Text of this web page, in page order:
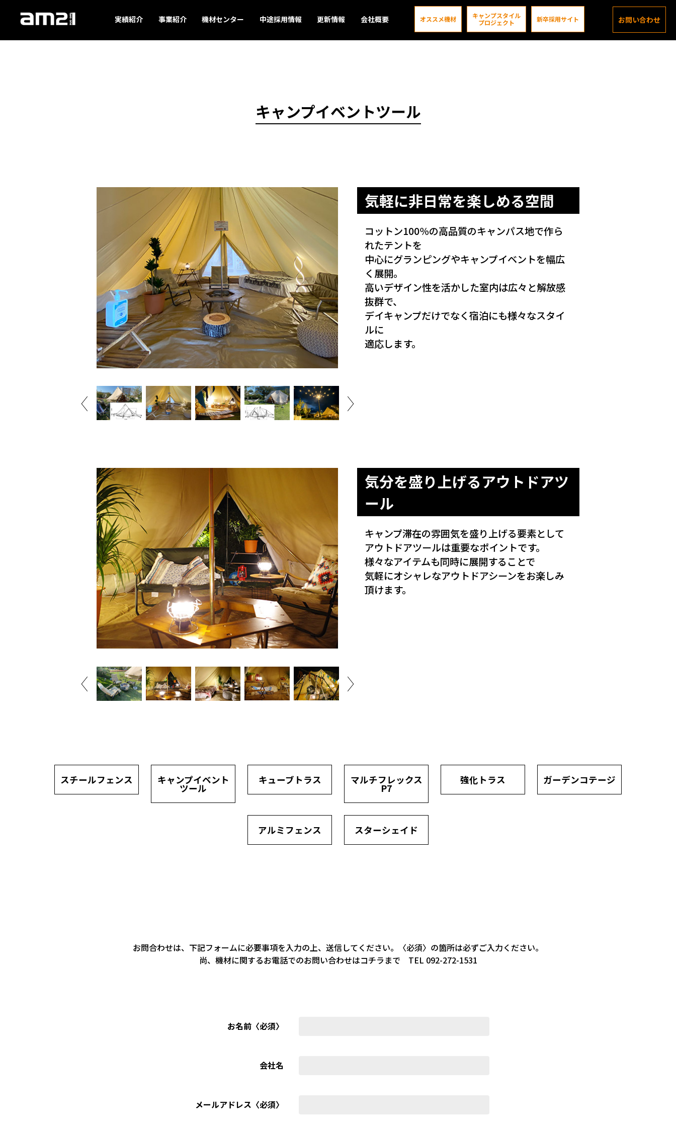
実績紹介 事業紹介 機材センター 中途採用情報 更新情報 会社概要 オススメ機材
キャンプスタイル
プロジェクト
新卒採用サイト お問い合わせ
キャンプイベントツール
気軽に非日常を楽しめる空間
コットン100％の高品質のキャンパス地で作ら
れたテントを
中心にグランピングやキャンプイベントを幅広
く展開。
高いデザイン性を活かした室内は広々と解放感
抜群で、
デイキャンプだけでなく宿泊にも様々なスタイ
ルに
適応します。
気分を盛り上げるアウトドアツ
ール
キャンプ滞在の雰囲気を盛り上げる要素として
アウトドアツールは重要なポイントです。
様々なアイテムも同時に展開することで
気軽にオシャレなアウトドアシーンをお楽しみ
頂けます。
スチールフェンス キャンプイベント
ツール
キューブトラス マルチフレックス
P7
強化トラス ガーデンコテージ
アルミフェンス スターシェイド
お問合わせは、下記フォームに必要事項を入力の上、送信してください。〈必須〉の箇所は必ずご入力ください。
尚、機材に関するお電話でのお問い合わせはコチラまで TEL 092-272-1531
お名前〈必須〉
会社名
メールアドレス〈必須〉